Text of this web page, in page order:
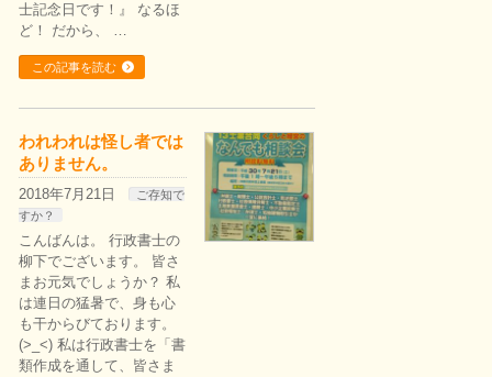
士記念日です！』 なるほ
ど！ だから、 …
この記事を読む
われわれは怪し者では
ありません。
2018年7月21日
ご存知で
すか？
こんばんは。 行政書士の
柳下でございます。 皆さ
まお元気でしょうか？ 私
は連日の猛暑で、身も心
も干からびております。
(>_<) 私は行政書士を「書
類作成を通して、皆さま